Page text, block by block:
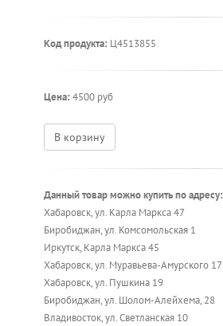
Код продукта: Ц4513855
Цена: 4500 руб
В корзину
Данный товар можно купить по адресу:
Хабаровск, ул. Карла Маркса 47
Биробиджан, ул. Комсомольская 1
Иркутск, Карла Маркса 45
Хабаровск, ул. Муравьева-Амурского 17
Хабаровск, ул. Пушкина 19
Биробиджан, ул. Шолом-Алейхема, 28
Владивосток, ул. Светланская 10